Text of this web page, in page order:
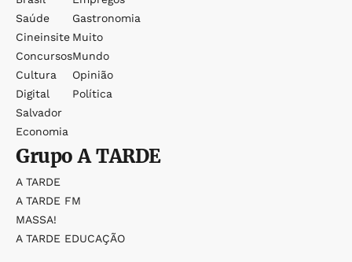
Saúde
Cineinsite
Concursos
Cultura
Digital
Salvador
Economia
Gastronomia
Muito
Mundo
Opinião
Política
GrupoA TARDE
A TARDE
A TARDE FM
MASSA!
A TARDE EDUCAÇÃO